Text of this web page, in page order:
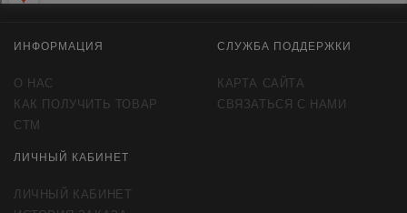
ИНФОРМАЦИЯ
О НАС
КАК ПОЛУЧИТЬ ТОВАР
СТМ
СЛУЖБА ПОДДЕРЖКИ
КАРТА САЙТА
СВЯЗАТЬСЯ С НАМИ
ЛИЧНЫЙ КАБИНЕТ
ЛИЧНЫЙ КАБИНЕТ